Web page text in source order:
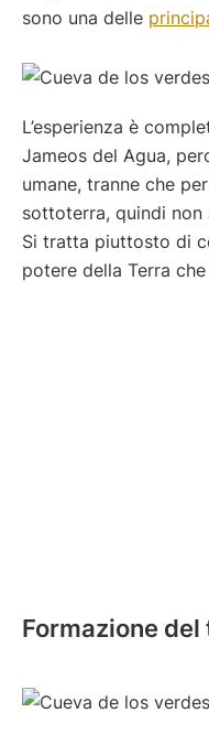
sono una delle
L’esperienza è
Jameos del Agua,
umane, tranne che
sottoterra, quindi non
Si tratta piuttosto di
potere della Terra
Formazione del